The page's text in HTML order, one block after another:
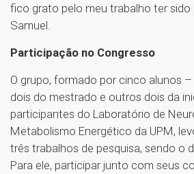
fico grato pelo meu trabalho ter sido
Samuel.
Participação no Congresso
O grupo, formado por cinco alunos
dois do mestrado e outros dois da
participantes do Laboratório de
Metabolismo Energético da UPM,
três trabalhos de pesquisa, sendo o
Para ele, participar junto com seus